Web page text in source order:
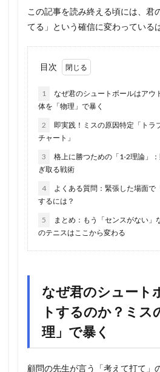
この記事を読み終える頃には、君
てる」という確信に変わっている
目次
1
なぜ君のシュートボールはアウ
体を「物理」で暴く
2
即実践！ミスの原因特定「トラ
チャート」
3
格上に勝つための「1-2理論」
ぎ取る戦術
4
よくある質問：緊張した場面で
するには？
5
まとめ：もう「センスがない」
のテニスはここから変わる
なぜ君のシュート
トするのか？ミス
理」で暴く
顧問の先生が言う「考えて打て」